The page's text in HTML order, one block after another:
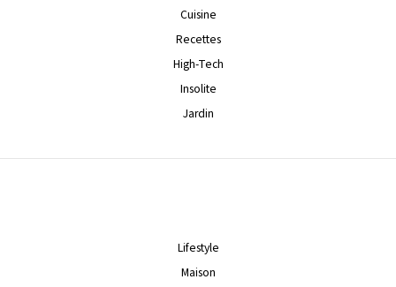
Cuisine
Recettes
High-Tech
Insolite
Jardin
Lifestyle
Maison